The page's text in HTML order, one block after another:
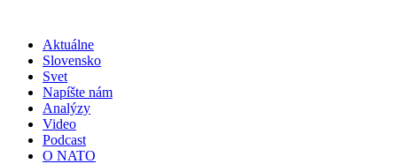
contentAktuálne
Slovensko
Svet
Napíšte nám
Analýzy
Video
Podcast
O NATO